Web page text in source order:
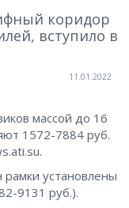
коридор
вступило в
11.01.2022
массой до 16
1572-7884 руб.
рамки установлены
9131 руб.).